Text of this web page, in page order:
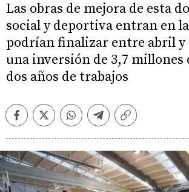
Las obras de mejora de esta
social y deportiva entran en
podrían finalizar entre abril y
una inversión de 3,7 millones
dos años de trabajos
FacebookTwitterWhatsappTelegramCopiar